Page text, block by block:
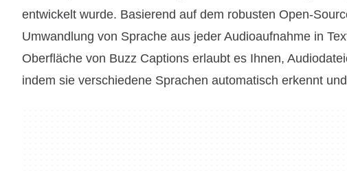
entwickelt wurde. Basierend auf dem robusten Open-
Umwandlung von Sprache aus jeder Audioaufnahme in
Oberfläche von Buzz Captions erlaubt es Ihnen,
indem sie verschiedene Sprachen automatisch erkennt